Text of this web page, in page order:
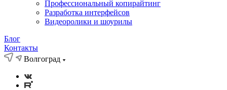
Профессиональный копирайтинг
Разработка интерфейсов
Видеоролики и шоурилы
Блог
Контакты
Волгоград